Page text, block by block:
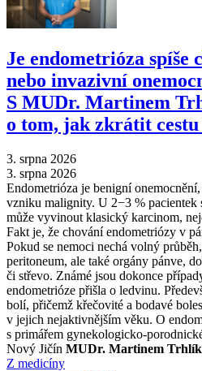
Je endometrióza spíše
nebo invazivní
S MUDr. Martinem
o tom, jak zkrátit cestu
3. srpna 2026
3. srpna 2026
Endometrióza je benigní
vzniku malignity. U 2−3 % pacientek
může vyvinout klasický karcinom,
Fakt je, že chování endometriózy v
Pokud se nemoci nechá volný
peritoneum, ale také orgány pánve,
či střevo. Známé jsou dokonce
endometrióze přišla o ledvinu.
bolí, přičemž křečovité a bodavé
v jejich nejaktivnějším věku. O
s primářem gynekologicko-
Nový Jičín MUDr. Martinem
Z medicíny